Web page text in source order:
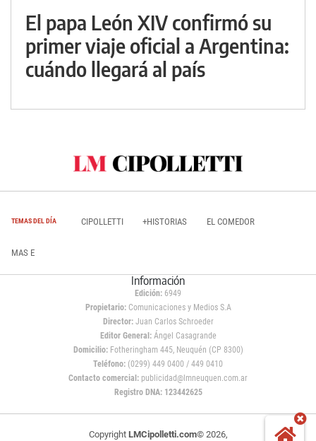
El papa León XIV confirmó su
primer viaje oficial a Argentina:
cuándo llegará al país
TEMAS DEL DÍA CIPOLLETTI +HISTORIAS EL COMEDOR
MAS E
Información
Edición: 6949
Propietario:Comunicaciones y Medios S.A
Director: Juan Carlos Schroeder
Editor General:Ángel Casagrande
Domicilio:Fotheringham 445, Neuquén (CP 8300)
Teléfono: (0299) 449 0400 / 449 0410
Contacto comercial: publicidad@lmneuquen.com.ar
Registro DNA: 123442625
Copyright LMCipolletti.com© 2026,